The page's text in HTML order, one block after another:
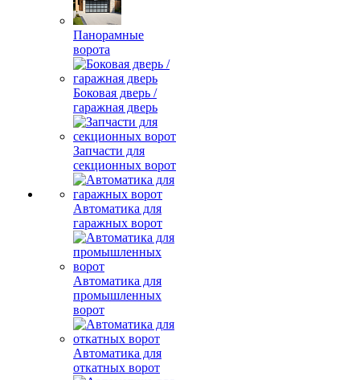
Панорамные
ворота
Боковая дверь /
гаражная дверь
Запчасти для
секционных ворот
Автоматика для
гаражных ворот
Автоматика для
промышленных
ворот
Автоматика для
откатных ворот